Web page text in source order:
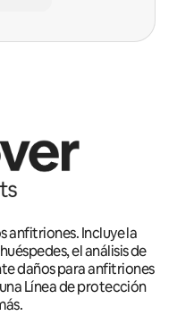
anfitriones. Incluye la
el análisis de
daños para anfitriones
Línea de protección